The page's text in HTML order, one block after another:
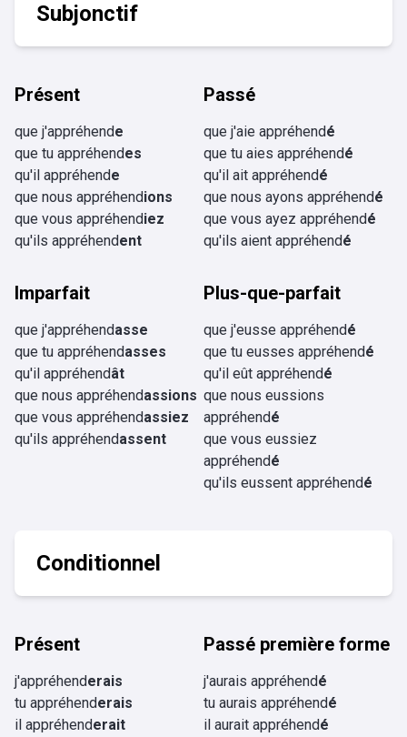
Subjonctif
Présent
que j'appréhende
que tu appréhendes
qu'il appréhende
que nous appréhendions
que vous appréhendiez
qu'ils appréhendent
Passé
que j'aie appréhendé
que tu aies appréhendé
qu'il ait appréhendé
que nous ayons appréhendé
que vous ayez appréhendé
qu'ils aient appréhendé
Imparfait
que j'appréhendasse
que tu appréhendasses
qu'il appréhendât
que nous appréhendassions
que vous appréhendassiez
qu'ils appréhendassent
Plus-que-parfait
que j'eusse appréhendé
que tu eusses appréhendé
qu'il eût appréhendé
que nous eussions
appréhendé
que vous eussiez
appréhendé
qu'ils eussent appréhendé
Conditionnel
Présent
j'appréhenderais
tu appréhenderais
il appréhenderait
Passé première forme
j'aurais appréhendé
tu aurais appréhendé
il aurait appréhendé